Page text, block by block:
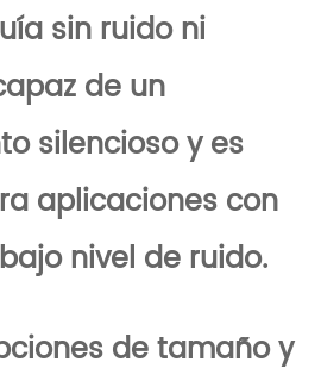
sin ruido ni
de un
silencioso y es
aplicaciones con
nivel de ruido.
de tamaño y